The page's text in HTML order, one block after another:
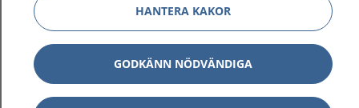
1177 på flera språk Visa
Om 1177
HANTERA KAKOR
GODKÄNN NÖDVÄNDIGA